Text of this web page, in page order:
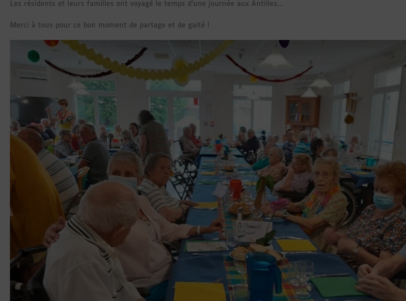
Les résidents et leurs familles ont voyagé le temps d’une journée aux Antilles…
Merci à tous pour ce bon moment de partage et de gaité !